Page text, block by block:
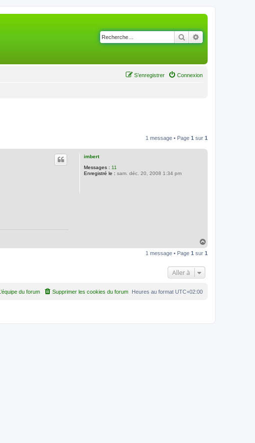
Rechercher
Connexion
S’enregistrer
1 message • Page 1 sur 1
imbert
Messages : 11
Enregistré le : sam. déc. 20, 2008 1:34 pm
u
1 message • Page 1 sur 1
Aller à
Heures au format UTC+02:00
Supprimer les cookies du forum
L’équipe du forum